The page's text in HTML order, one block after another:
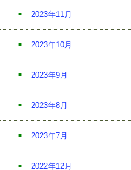
2023年11月
2023年10月
2023年9月
2023年8月
2023年7月
2022年12月